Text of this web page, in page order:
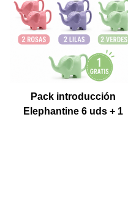
Pack introducción
Elephantine 6 uds + 1